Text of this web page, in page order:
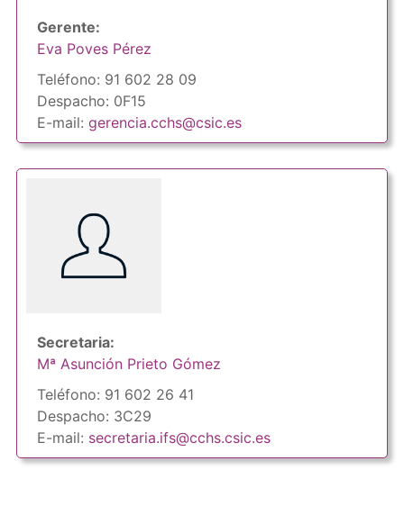
Gerente:
Eva Poves Pérez
Teléfono: 91 602 28 09
Despacho: 0F15
E-mail: gerencia.cchs@csic.es
Secretaria:
Mª Asunción Prieto Gómez
Teléfono: 91 602 26 41
Despacho: 3C29
E-mail: secretaria.ifs@cchs.csic.es